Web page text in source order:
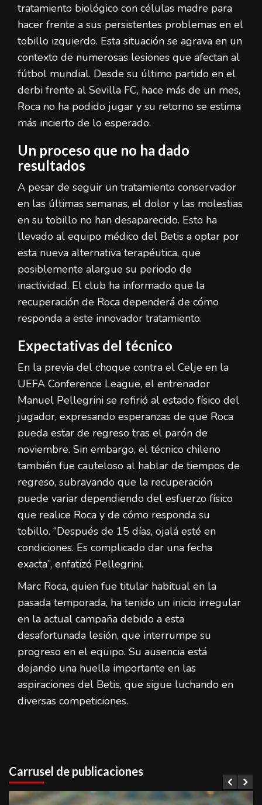
tratamiento biológico con células madre para
hacer frente a sus persistentes problemas en el
tobillo izquierdo. Esta situación se agrava en un
contexto de numerosas lesiones que afectan al
fútbol mundial. Desde su último partido en el
derbi frente al Sevilla FC, hace más de un mes,
Roca no ha podido jugar y su retorno se estima
más incierto de lo esperado.
Un proceso que no ha dado
resultados
A pesar de seguir un tratamiento conservador
en las últimas semanas, el dolor y las molestias
en su tobillo no han desaparecido. Esto ha
llevado al equipo médico del Betis a optar por
esta nueva alternativa terapéutica, que
posiblemente alargue su periodo de
inactividad. El club ha informado que la
recuperación de Roca dependerá de cómo
responda a este innovador tratamiento.
Expectativas del técnico
En la previa del choque contra el Celje en la
UEFA Conference League, el entrenador
Manuel Pellegrini se refirió al estado físico del
jugador, expresando esperanzas de que Roca
pueda estar de regreso tras el parón de
noviembre. Sin embargo, el técnico chileno
también fue cauteloso al hablar de tiempos de
regreso, subrayando que la recuperación
puede variar dependiendo del esfuerzo físico
que realice Roca y de cómo responda su
tobillo. “Después de 15 días, ojalá esté en
condiciones. Es complicado dar una fecha
exacta”, enfatizó Pellegrini.
Marc Roca, quien fue titular habitual en la
pasada temporada, ha tenido un inicio irregular
en la actual campaña debido a esta
desafortunada lesión, que interrumpe su
progreso en el equipo. Su ausencia está
dejando una huella importante en las
aspiraciones del Betis, que sigue luchando en
diversas competiciones.
Carrusel de publicaciones